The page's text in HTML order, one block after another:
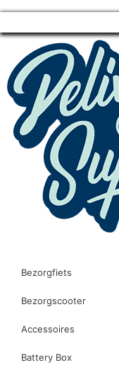
Bezorgfiets
Bezorgscooter
Accessoires
Battery Box